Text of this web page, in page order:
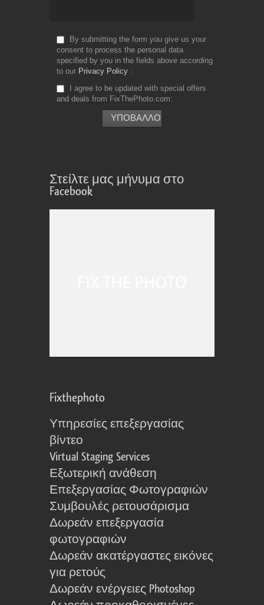
By submitting the form you give us your
consent to process the personal data
specified by you in the fields above according
to our Privacy Policy
I agree to be updated with special offers
and deals from FixThePhoto.com
Στείλτε μας μήνυμα στο
Facebook
Fixthephoto
Υπηρεσίες επεξεργασίας
βίντεο
Virtual Staging Services
Εξωτερική ανάθεση
Επεξεργασίας Φωτογραφιών
Συμβουλές ρετουσάρισμα
Δωρεάν επεξεργασία
φωτογραφιών
Δωρεάν ακατέργαστες εικόνες
για ρετούς
Δωρεάν ενέργειες Photoshop